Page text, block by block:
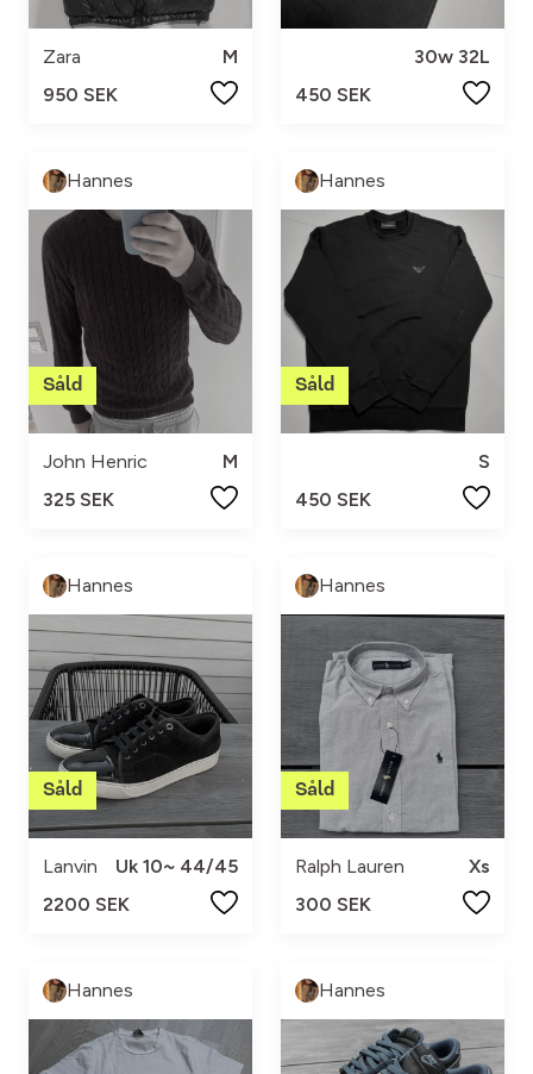
Zara
M
950 SEK
30w 32L
450 SEK
Hannes
John Henric
M
325 SEK
Hannes
S
450 SEK
Hannes
Lanvin
Uk 10~ 44/45
2200 SEK
Hannes
Ralph Lauren
Xs
300 SEK
Hannes Hannes